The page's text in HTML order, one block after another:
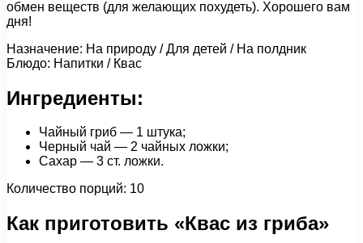
обмен веществ (для желающих похудеть). Хорошего вам
дня!
Назначение: На природу / Для детей / На полдник
Блюдо: Напитки / Квас
Ингредиенты:
Чайный гриб — 1 штука;
Черный чай — 2 чайных ложки;
Сахар — 3 ст. ложки.
Количество порций: 10
Как приготовить «Квас из гриба»